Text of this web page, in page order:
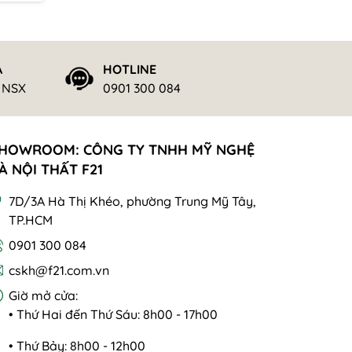
gũi.
HOTLINE
0901 300 084
CÔNG TY TNHH MỸ NGHỆ
NỘI THẤT F21
7D/3A Hà Thị Khéo, phường Trung Mỹ Tây,
TP.HCM
0901 300 084
cskh@f21.com.vn
Giờ mở cửa:
• Thứ Hai đến Thứ Sáu: 8h00 - 17h00
• Thứ Bảy: 8h00 - 12h00